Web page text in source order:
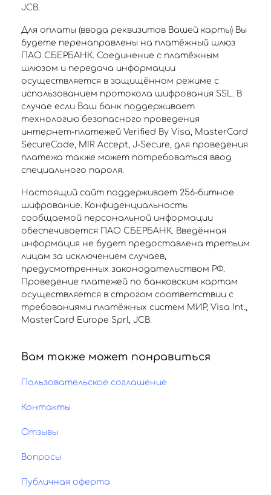
JCB.
Для оплаты (ввода реквизитов Вашей карты) Вы
будете перенаправлены на платёжный шлюз
ПАО СБЕРБАНК. Соединение с платёжным
шлюзом и передача информации
осуществляется в защищённом режиме с
использованием протокола шифрования SSL. В
случае если Ваш банк поддерживает
технологию безопасного проведения
интернет-платежей Verified By Visa, MasterCard
SecureCode, MIR Accept, J-Secure, для проведения
платежа также может потребоваться ввод
специального пароля.
Настоящий сайт поддерживает 256-битное
шифрование. Конфиденциальность
сообщаемой персональной информации
обеспечивается ПАО СБЕРБАНК. Введённая
информация не будет предоставлена третьим
лицам за исключением случаев,
предусмотренных законодательством РФ.
Проведение платежей по банковским картам
осуществляется в строгом соответствии с
требованиями платёжных систем МИР, Visa Int.,
MasterCard Europe Sprl, JCB.
Вам также может понравиться
Пользовательское соглашение
Контакты
Отзывы
Вопросы
Публичная оферта